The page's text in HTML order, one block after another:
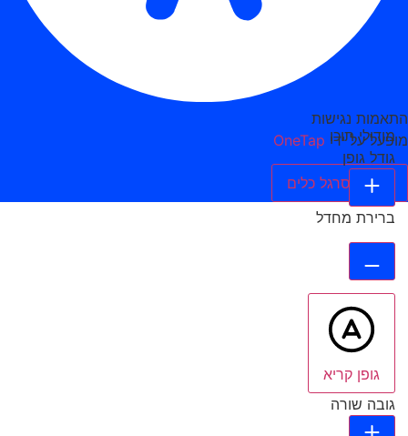
התאמות נגישות
מופעל על ידי OneTap
הסתר סרגל כלים
מודולי תוכן
גודל גופן
ברירת מחדל
גופן קריא
גובה שורה